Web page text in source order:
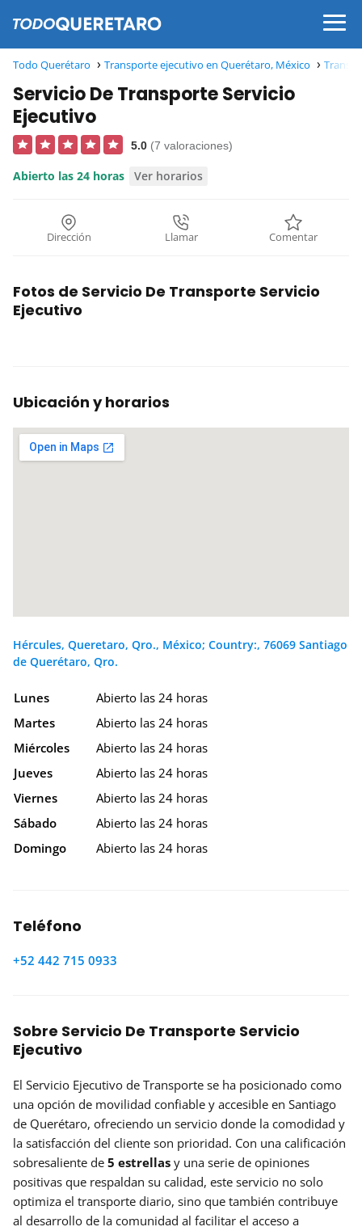
Todo Querétaro Transporte ejecutivo en Querétaro, México
Servicio De Transporte Servicio
Ejecutivo
5.0 (7 valoraciones)
Abierto las 24 horas Ver horarios
Dirección Llamar Comentar
Fotos de Servicio De Transporte Servicio
Ejecutivo
Ubicación y horarios
Hércules, Queretaro, Qro., México; Country:, 76069 Santiago
de Querétaro, Qro.
Lunes
Abierto las 24 horas
Martes
Abierto las 24 horas
Miércoles
Abierto las 24 horas
Jueves
Abierto las 24 horas
Viernes
Abierto las 24 horas
Sábado
Abierto las 24 horas
Domingo
Abierto las 24 horas
Teléfono
+52 442 715 0933
Sobre Servicio De Transporte Servicio
Ejecutivo
El Servicio Ejecutivo de Transporte se ha posicionado como
una opción de movilidad confiable y accesible en Santiago
de Querétaro, ofreciendo un servicio donde la comodidad y
la satisfacción del cliente son prioridad. Con una calificación
sobresaliente de 5 estrellas y una serie de opiniones
positivas que respaldan su calidad, este servicio no solo
optimiza el transporte diario, sino que también contribuye
al desarrollo de la comunidad al facilitar el acceso a